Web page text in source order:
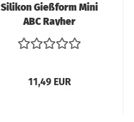
Silikon Gießform Mini
ABC Rayher
11,49 EUR